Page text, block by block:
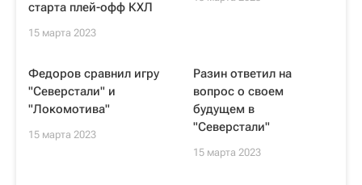
старта плей-офф КХЛ
15 марта 2023
Федоров сравнил игру
"Северстали" и
"Локомотива"
15 марта 2023
Разин ответил на
вопрос о своем
будущем в
"Северстали"
15 марта 2023